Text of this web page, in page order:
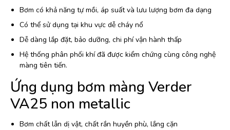
Bơm có khả năng tự mồi, áp suất và lưu lượng bơm đa dạng
Có thể sử dụng tại khu vực dễ cháy nổ
Dễ dàng lắp đặt, bảo dưỡng, chi phí vận hành thấp
Hệ thống phân phối khí đã được kiểm chứng cùng công nghệ
màng tiên tiến.
Ứng dụng bơm màng Verder
VA25 non metallic
Bơm chất lẫn dị vật, chất rắn huyền phù, lắng cặn